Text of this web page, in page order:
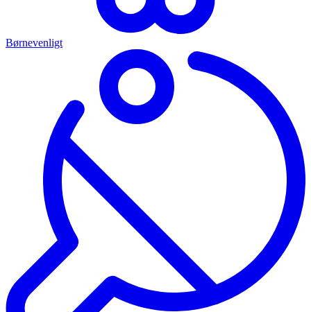
Børnevenligt